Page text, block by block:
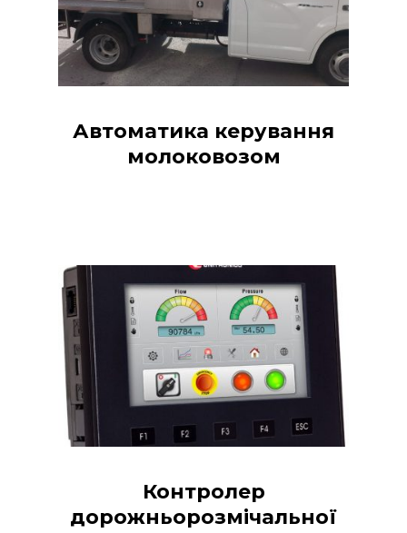
Автоматика керування
молоковозом
Контролер
дорожньорозмічальної